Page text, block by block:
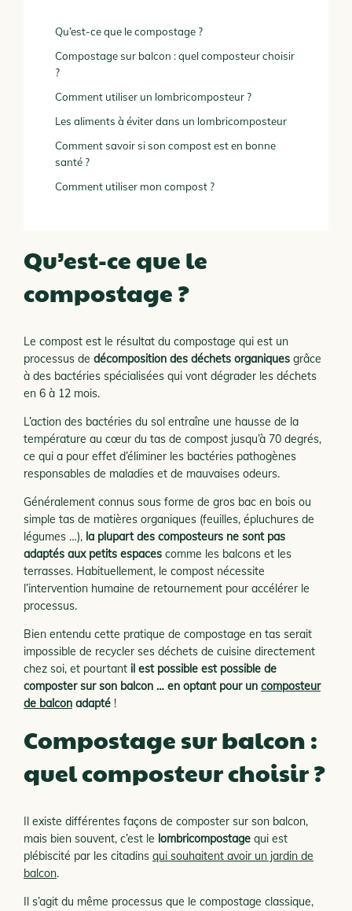
Qu’est-ce que le compostage ?
Compostage sur balcon : quel composteur choisir
?
Comment utiliser un lombricomposteur ?
Les aliments à éviter dans un lombricomposteur
Comment savoir si son compost est en bonne
santé ?
Comment utiliser mon compost ?
Qu’est-ce que le
compostage ?
Le compost est le résultat du compostage qui est un
processus de décomposition des déchets organiques grâce
à des bactéries spécialisées qui vont dégrader les déchets
en 6 à 12 mois.
L’action des bactéries du sol entraîne une hausse de la
température au cœur du tas de compost jusqu’à 70 degrés,
ce qui a pour effet d’éliminer les bactéries pathogènes
responsables de maladies et de mauvaises odeurs.
Généralement connus sous forme de gros bac en bois ou
simple tas de matières organiques (feuilles, épluchures de
légumes …), la plupart des composteurs ne sont pas
adaptés aux petits espaces comme les balcons et les
terrasses. Habituellement, le compost nécessite
l’intervention humaine de retournement pour accélérer le
processus.
Bien entendu cette pratique de compostage en tas serait
impossible de recycler ses déchets de cuisine directement
chez soi, et pourtant il est possible est possible de
composter sur son balcon … en optant pour un composteur
de balcon adapté !
Compostage sur balcon :
quel composteur choisir ?
Il existe différentes façons de composter sur son balcon,
mais bien souvent, c’est le lombricompostage qui est
plébiscité par les citadins qui souhaitent avoir un jardin de
balcon.
Il s’agit du même processus que le compostage classique,